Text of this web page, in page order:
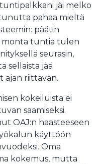
jäi melko
pahaa mieltä
päätin
monta tuntia tulen
seurasin,
sellaista jää
ajan riittävän.
kokeiluista ei
saamiseksi.
OAJ:n haasteeseen
käyttöön
Oma
kokemus, mutta